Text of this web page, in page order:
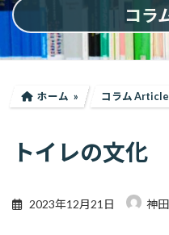
プ
動
コラ
ホーム コラム
トイレの文化
2023年12月21日 神